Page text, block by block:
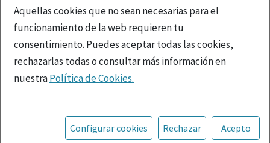
Aquellas cookies que no sean necesarias para el
funcionamiento de la web requieren tu
consentimiento. Puedes aceptar todas las cookies,
rechazarlas todas o consultar más información en
nuestraPolítica de Cookies.
Toda la información incluida en la Página Web está
referida a productos del mercado español y, por
tanto, dirigida a profesionales sanitarios legalmente
Configurar cookies Rechazar Acepto